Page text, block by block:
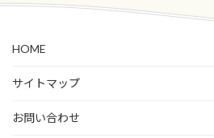
HOME
サイトマップ
お問い合わせ